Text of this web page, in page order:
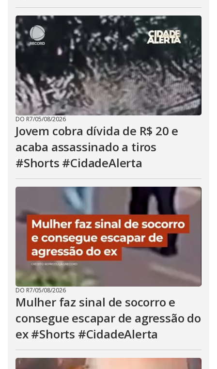
DO R7/05/08/2026
Jovem cobra dívida de R$ 20 e
acaba assassinado a tiros
#Shorts #CidadeAlerta
DO R7/05/08/2026
Mulher faz sinal de socorro e
consegue escapar de agressão do
ex #Shorts #CidadeAlerta